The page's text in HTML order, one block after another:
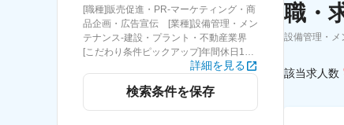
求人特集から探す パー
[職種]販売促進・PR-マーケティング・商
品企画・広告宣伝 [業種]設備管理・メン
テナンス-建設・プラント・不動産業界
[こだわり条件ピックアップ]年間休日120
日以上 [詳細条件](休日・働き方)年間休
日120日以上
詳細を見る
検索条件を保存
職・
設備管理・メ
該当求人数